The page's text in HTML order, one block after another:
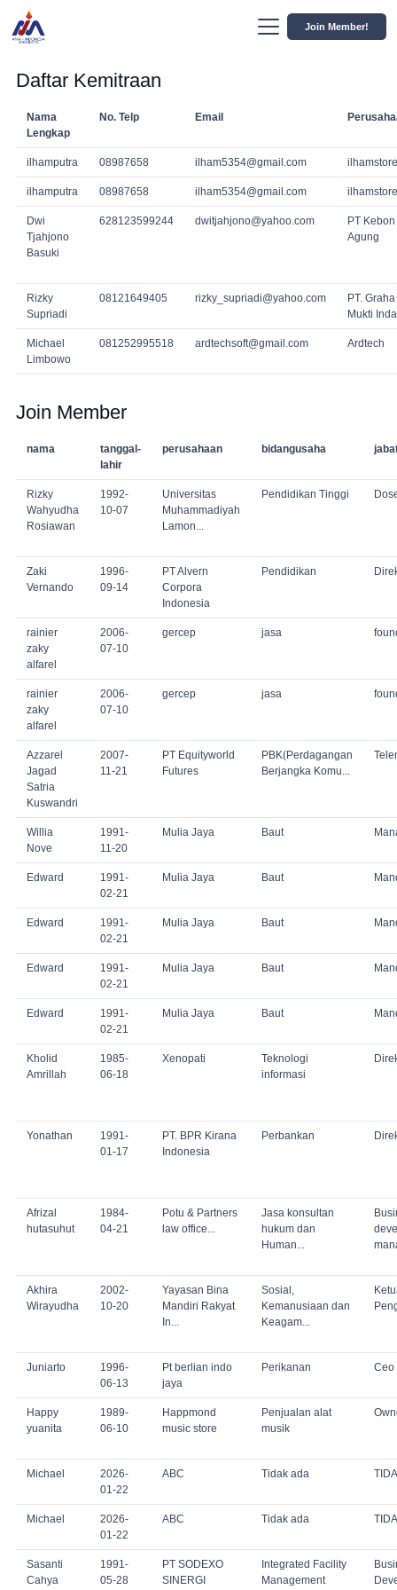
Join Member!
Daftar Kemitraan
Nama
Lengkap
No. Telp Email
ilhamputra 08987658 ilham5354@gmail.com ilhamstore
ilhamputra 08987658 ilham5354@gmail.com ilhamstore
Dwi
Tjahjono
Basuki
628123599244 dwitjahjono@yahoo.com
PT Kebon
Agung
Rizky
Supriadi
08121649405 rizky_supriadi@yahoo.com
PT. Graha
Mukti
Michael
Limbowo
081252995518 ardtechsoft@gmail.com Ardtech
Join Member
nama
tanggal-
lahir
perusahaan bidangusaha
Rizky
Wahyudha
Rosiawan
1992-
10-07
Universitas
Muhammadiyah
Lamon...
Pendidikan Tinggi
Zaki
Vernando
1996-
09-14
PT Alvern
Corpora
Indonesia
Pendidikan
rainier
zaky
alfarel
2006-
07-10
gercep jasa
rainier
zaky
alfarel
2006-
07-10
gercep jasa
Azzarel
Jagad
Satria
Kuswandri
2007-
11-21
PT Equityworld
Futures
PBK(Perdagangan
Berjangka Komu...
Willia
Nove
1991-
11-20
Mulia Jaya Baut
Edward
1991-
02-21
Mulia Jaya Baut
Edward
1991-
02-21
Mulia Jaya Baut
Edward
1991-
02-21
Mulia Jaya Baut
Edward
1991-
02-21
Mulia Jaya Baut
Kholid
Amrillah
1985-
06-18
Xenopati
Teknologi
informasi
Yonathan
1991-
01-17
PT. BPR Kirana
Indonesia
Perbankan
Afrizal
hutasuhut
1984-
04-21
Potu & Partners
law office...
Jasa konsultan
hukum dan
Human...
Akhira
Wirayudha
2002-
10-20
Yayasan Bina
Mandiri Rakyat
In...
Sosial,
Kemanusiaan dan
Keagam...
Juniarto
1996-
06-13
Pt berlian indo
jaya
Perikanan Ceo
Happy
yuanita
1989-
06-10
Happmond
music store
Penjualan alat
musik
Michael
2026-
01-22
ABC Tidak ada
Michael
2026-
01-22
ABC Tidak ada
Sasanti
Cahya
1991-
05-28
PT SODEXO
SINERGI
Integrated Facility
Management